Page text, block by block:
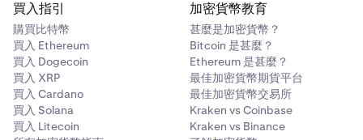
買入指引
購買比特幣
買入 Ethereum
買入 Dogecoin
買入 XRP
買入 Cardano
買入 Solana
買入 Litecoin
加密貨幣教育
甚麼是加密貨幣？
Bitcoin 是甚麼？
Ethereum 是甚麼？
最佳加密貨幣期貨平台
最佳加密貨幣交易所
Kraken vs Coinbase
Kraken vs Binance